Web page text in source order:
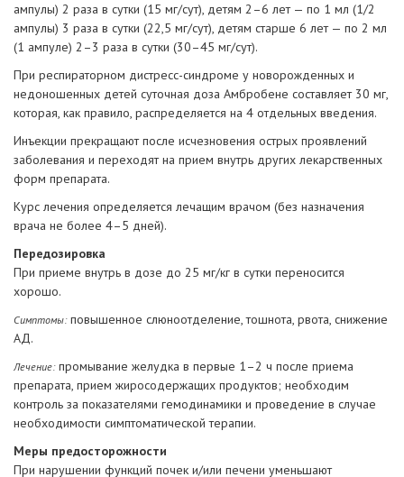
ампулы) 2 раза в сутки (15 мг/сут), детям 2–6 лет — по 1 мл (1/2
ампулы) 3 раза в сутки (22,5 мг/сут), детям старше 6 лет — по 2 мл
(1 ампуле) 2–3 раза в сутки (30–45 мг/сут).
При респираторном дистресс-синдроме у новорожденных и
недоношенных детей суточная доза Амбробене составляет 30 мг,
которая, как правило, распределяется на 4 отдельных введения.
Инъекции прекращают после исчезновения острых проявлений
заболевания и переходят на прием внутрь других лекарственных
форм препарата.
Курс лечения определяется лечащим врачом (без назначения
врача не более 4–5 дней).
Передозировка
При приеме внутрь в дозе до 25 мг/кг в сутки переносится
хорошо.
Симптомы:повышенное слюноотделение, тошнота, рвота, снижение
АД.
Лечение:промывание желудка в первые 1–2 ч после приема
препарата, прием жиросодержащих продуктов; необходим
контроль за показателями гемодинамики и проведение в случае
необходимости симптоматической терапии.
Меры предосторожности
При нарушении функций почек и/или печени уменьшают